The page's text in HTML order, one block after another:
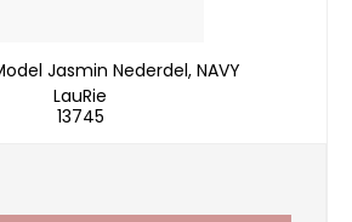
Jasmin Nederdel, NAVY
LauRie
13745